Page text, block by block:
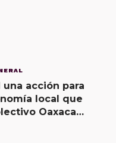
una acción para
local que
Oaxaca